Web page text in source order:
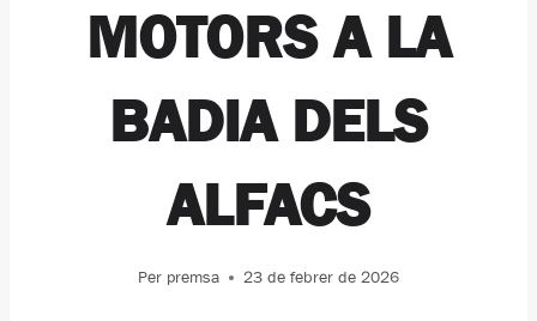
MOTORS A LA
BADIA DELS
ALFACS
Per premsa 23 de febrer de 2026